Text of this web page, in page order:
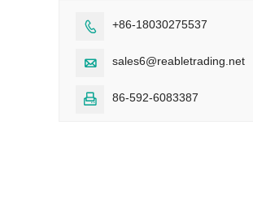
 +86-18030275537
 sales6@reabletrading.net
 86-592-6083387